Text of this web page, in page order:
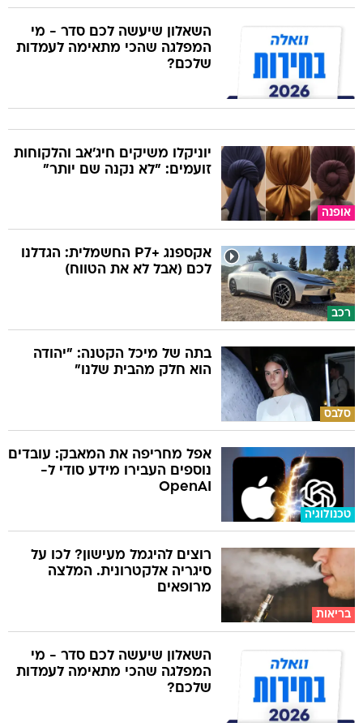
השאלון שיעשה לכם סדר - מי
המפלגה שהכי מתאימה לעמדות
שלכם?
אופנה
יוניקלו משיקים חיג'אב והלקוחות
זועמים: "לא נקנה שם יותר"
רכב
אקספנג +P7 החשמלית: הגדלנו
לכם (אבל לא את הטווח)
סלבס
בתה של מיכל הקטנה: "יהודה
הוא חלק מהבית שלנו"
טכנולוגיה
אפל מחריפה את המאבק: עובדים
נוספים העבירו מידע סודי ל-
OpenAI
בריאות
רוצים להיגמל מעישון? לכו על
סיגריה אלקטרונית. המלצה
מרופאים
השאלון שיעשה לכם סדר - מי
המפלגה שהכי מתאימה לעמדות
שלכם?